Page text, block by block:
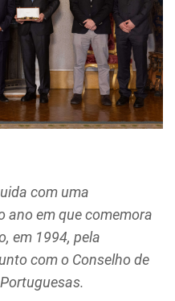
com uma
ano em que comemora
em 1994, pela
com o Conselho de